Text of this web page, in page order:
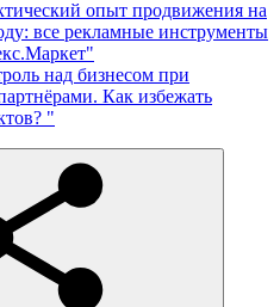
опыт продвижения на
все рекламные инструменты
над бизнесом при
Как избежать
"